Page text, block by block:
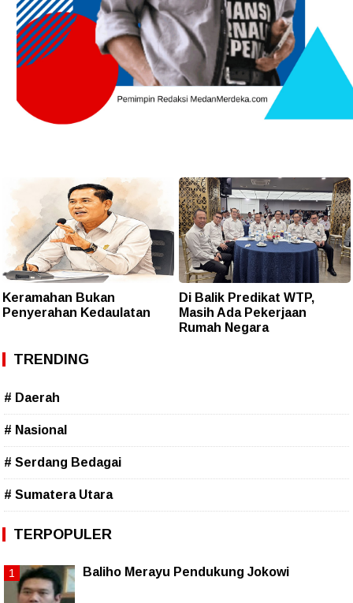
Keramahan Bukan
Penyerahan Kedaulatan
Di Balik Predikat WTP,
Masih Ada Pekerjaan
Rumah Negara
TRENDING
# Daerah
# Nasional
# Serdang Bedagai
# Sumatera Utara
TERPOPULER
Baliho Merayu Pendukung Jokowi